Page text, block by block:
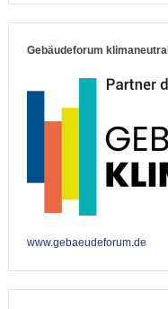
Gebäudeforum klimaneutral
www.gebaeudeforum.de